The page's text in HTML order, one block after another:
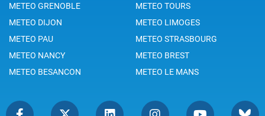
METEO GRENOBLE
METEO TOURS
METEO DIJON
METEO LIMOGES
METEO PAU
METEO STRASBOURG
METEO NANCY
METEO BREST
METEO BESANCON
METEO LE MANS